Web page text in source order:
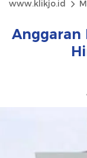
www.klikjo.id
Anggaran